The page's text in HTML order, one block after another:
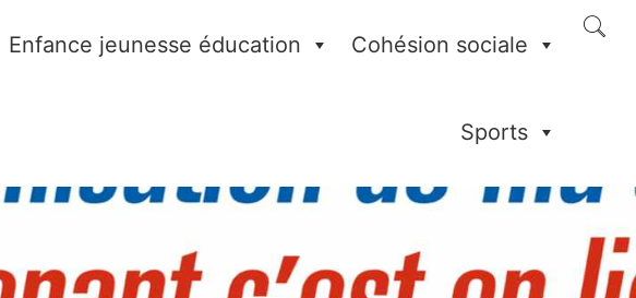
Enfance jeunesse éducation Cohésion sociale
Sports